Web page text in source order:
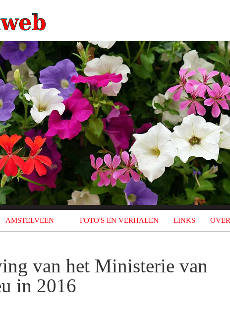
AMSTELVEEN FOTO'S EN VERHALEN LINKS
van het Ministerie van
in 2016